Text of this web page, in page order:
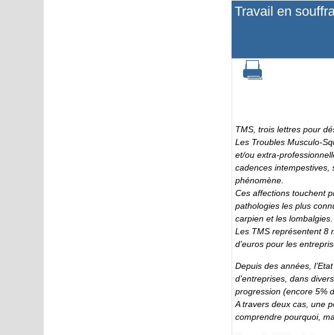
Travail en
TMS, trois lettres pour
Les Troubles Musculo-
et/ou extra-
cadences intempestives,
phénomène.
Ces affections touchent
pathologies les plus
carpien et les lombalgies.
Les TMS représentent 8
d’euros pour les
Depuis des années,
d’entreprises, dans
progression (encore 5%
A travers deux cas, une
comprendre pourquoi,